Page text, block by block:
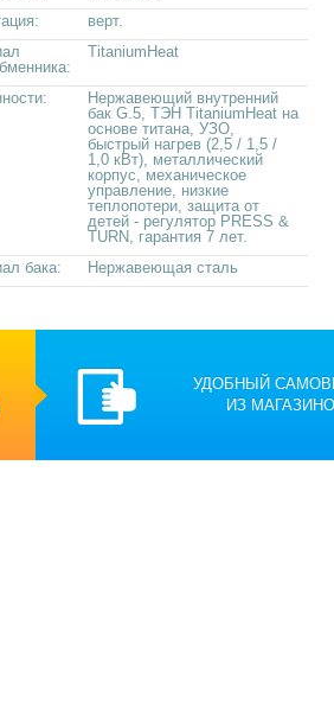
верт.
TitaniumHeat
Нержавеющий внутренний
бак G.5, ТЭН TitaniumHeat на
основе титана, УЗО,
быстрый нагрев (2,5 / 1,5 /
1,0 кВт), металлический
корпус, механическое
управление, низкие
теплопотери, защита от
детей - регулятор PRESS &
TURN, гарантия 7 лет.
бака:
Нержавеющая сталь
УДОБНЫЙ
ИЗ